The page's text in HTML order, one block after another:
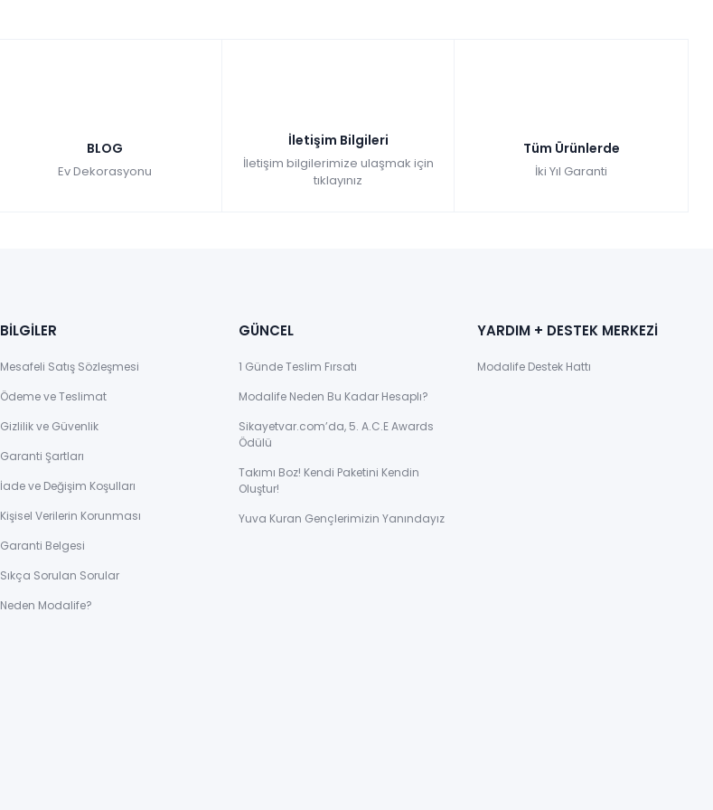
BLOG
Ev Dekorasyonu
İletişim Bilgileri
İletişim bilgilerimize ulaşmak için
tıklayınız
Tüm Ürünlerde
İki Yıl Garanti
BİLGİLER
Mesafeli Satış Sözleşmesi
Ödeme ve Teslimat
Gizlilik ve Güvenlik
Garanti Şartları
İade ve Değişim Koşulları
Kişisel Verilerin Korunması
Garanti Belgesi
Sıkça Sorulan Sorular
Neden Modalife?
GÜNCEL
1 Günde Teslim Fırsatı
Modalife Neden Bu Kadar Hesaplı?
Sikayetvar.com’da, 5. A.C.E Awards
Ödülü
Takımı Boz! Kendi Paketini Kendin
Oluştur!
Yuva Kuran Gençlerimizin Yanındayız
YARDIM + DESTEK MERKEZİ
Modalife Destek Hattı